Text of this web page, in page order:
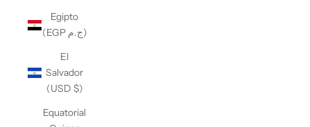
Egipto
(EGP ج.م)
El
Salvador
(USD $)
Equatorial